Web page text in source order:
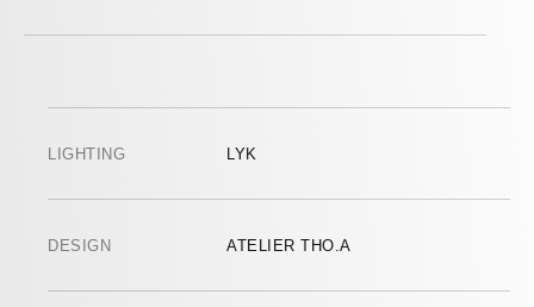
LIGHTING LYK
DESIGN ATELIER THO.A